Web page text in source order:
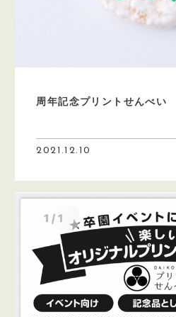
周年記念プリントせんべい
2021.12.10